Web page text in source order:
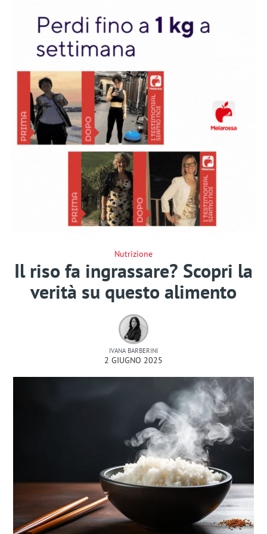
Nutrizione
Il riso fa ingrassare? Scopri la
verità su questo alimento
IVANA BARBERINI
2 GIUGNO 2025